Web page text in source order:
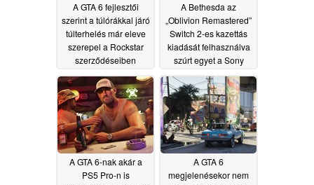
A GTA 6 fejlesztői
szerint a túlórákkal járó
túlterhelés már eleve
szerepel a Rockstar
szerződéseiben
07/06/2026
A Bethesda az
„Oblivion Remastered”
Switch 2-es kazettás
kiadását felhasználva
szúrt egyet a Sony
miszerint megszünteti
a PlayStation-játékok
fizikai kiadását
07/05/2026
A GTA 6-nak akár a
PS5 Pro-n is
A GTA 6
megjelenésekor nem